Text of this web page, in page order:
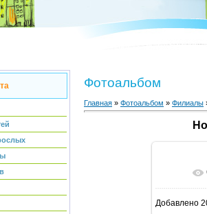
Фотоальбом
Главная » Фотоальбом » Филиалы
В
Добавлено